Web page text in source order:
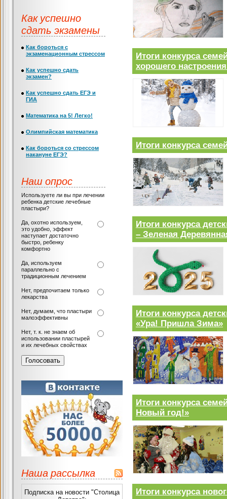
Итоги конкурса
хорошего
Итоги конкурса
Итоги конкурса
– Зеленая
Итоги конкурса
«Ура! Пришла Зима»
Итоги конкурса
Новый год!»
Итоги конкурса
Как успешно
сдать экзамены
Как бороться с
экзаменационным стрессом
Как успешно сдать
экзамен?
Как успешно сдать ЕГЭ и
ГИА
Математика на 5! Легко!
Олимпийская математика
Как бороться со стрессом
накануне ЕГЭ?
Наш опрос
Используете ли вы при лечении
ребенка детские лечебные
пластыри?
Да, охотно используем,
это удобно, эффект
наступает достаточно
быстро, ребенку
комфортно
Да, используем
параллельно с
традиционным лечением
Нет, предпочитаем только
лекарства
Нет, думаем, что пластыри
малоэффективны
Нет, т. к. не знаем об
использовании пластырей
и их лечебных свойствах
Наша рассылка
Подписка на новости "Столица